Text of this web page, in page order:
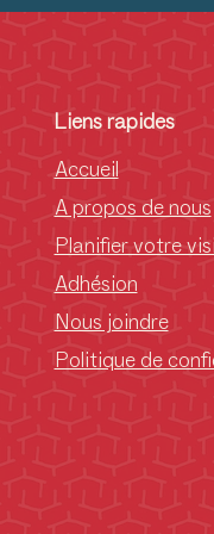
Liens rapides
Accueil
A propos de nous
Planifier votre
Adhésion
Nous joindre
Politique de